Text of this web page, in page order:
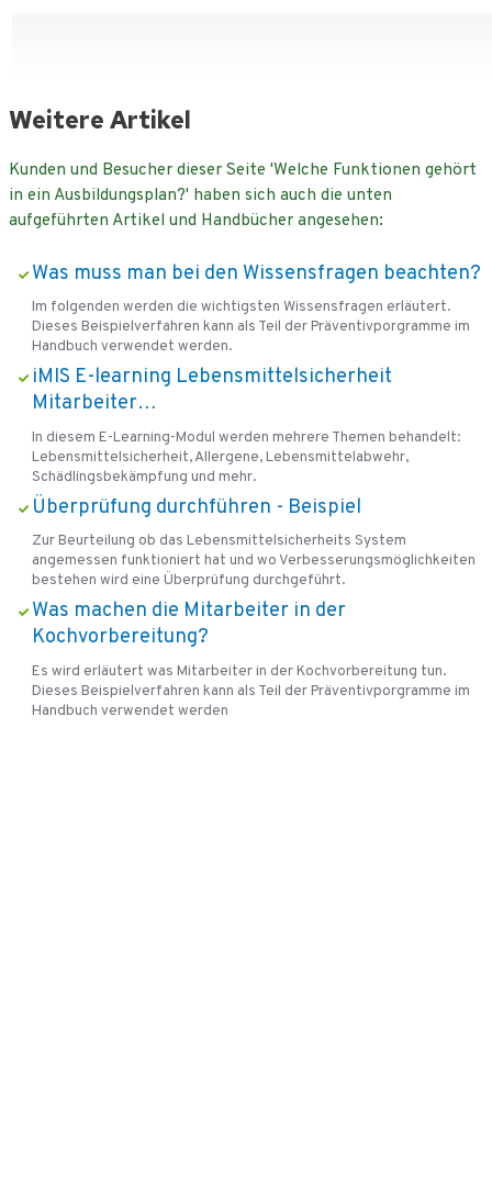
Weitere Artikel
Kunden und Besucher dieser Seite 'Welche Funktionen gehört
in ein Ausbildungsplan?' haben sich auch die unten
aufgeführten Artikel und Handbücher angesehen:
Was muss man bei den Wissensfragen beachten?
Im folgenden werden die wichtigsten Wissensfragen erläutert.
Dieses Beispielverfahren kann als Teil der Präventivporgramme im
Handbuch verwendet werden.
iMIS E-learning Lebensmittelsicherheit
Mitarbeiter…
In diesem E-Learning-Modul werden mehrere Themen behandelt:
Lebensmittelsicherheit, Allergene, Lebensmittelabwehr,
Schädlingsbekämpfung und mehr.
Überprüfung durchführen - Beispiel
Zur Beurteilung ob das Lebensmittelsicherheits System
angemessen funktioniert hat und wo Verbesserungsmöglichkeiten
bestehen wird eine Überprüfung durchgeführt.
Was machen die Mitarbeiter in der
Kochvorbereitung?
Es wird erläutert was Mitarbeiter in der Kochvorbereitung tun.
Dieses Beispielverfahren kann als Teil der Präventivporgramme im
Handbuch verwendet werden